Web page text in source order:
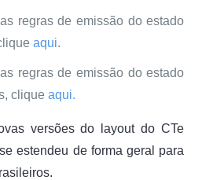
regras de emissão do estado
aqui.
regras de emissão do estado
clique aqui.
versões do layout do CTe
estendeu de forma geral para